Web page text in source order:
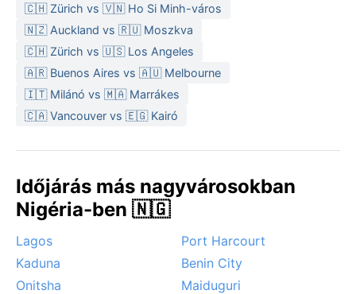
védekezni kell, mert a nedvesség kedvez a
maláriának.
A legkedvezőbb időszak a novembertől februárig
tartó szárazabb hónapok, amikor kevesebb a
felhőszakadás és a forróság is elviselhetőbb. Ilyenkor
azonban a Harmattan, a Szaharából érkező poros szél
hurrikánokat, a monszun áradásai gyakoriak: az
alacsonyan fekvő utcák és a Niger-delta ágai a heves
esők után napokra víz alá kerülhetnek. Aki a természet
erőit közelről akarja megismerni, annak Warri a trópusi
monszun igazi arculatát mutatja meg.
🇨🇭 Zürich vs 🇻🇳 Ho Si Minh-város
🇳🇿 Auckland vs 🇷🇺 Moszkva
🇨🇭 Zürich vs 🇺🇸 Los Angeles
🇦🇷 Buenos Aires vs 🇦🇺 Melbourne
🇮🇹 Milánó vs 🇲🇦 Marrákes
🇨🇦 Vancouver vs 🇪🇬 Kairó
Időjárás más nagyvárosokban
Nigéria-ben 🇳🇬
Lagos
Port Harcourt
Kaduna
Benin City
Onitsha
Maiduguri